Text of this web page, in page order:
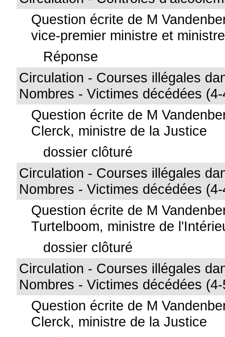
Question écrite de M
vice-premier ministre et
Réponse
Circulation - Courses illégales
Nombres - Victimes décédées
Question écrite de M
Clerck, ministre de la Justice
dossier clôturé
Circulation - Courses illégales
Nombres - Victimes décédées
Question écrite de M
Turtelboom, ministre de
dossier clôturé
Circulation - Courses illégales
Nombres - Victimes décédées
Question écrite de M
Clerck, ministre de la Justice